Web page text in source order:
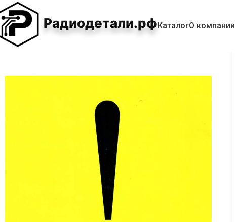
Радиодетали.рфКаталогО компании